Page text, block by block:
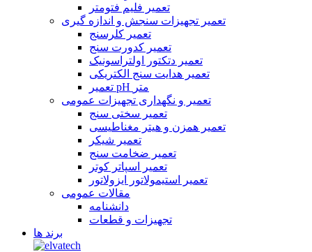
تعمیر فلیم فتومتر
تعمیر تجهیزات سنجش و اندازه گیری
تعمیر کلرسنج
تعمیر کدورت سنج
تعمیر دتکتور اولتراسونیک
تعمیر هدایت سنج الکتریکی
تعمیر pH متر
تعمیر و نگهداری تجهیزات عمومی
تعمیر سختی سنج
تعمیر همزن و هیتر مغناطیسی
تعمیر شیکر
تعمیر ضخامت سنج
تعمیر اسپاتر کوتر
تعمیر استیمولاتور ایزولاتور
مقالات عمومی
دانشنامه
تجهیزات و قطعات
برند ها